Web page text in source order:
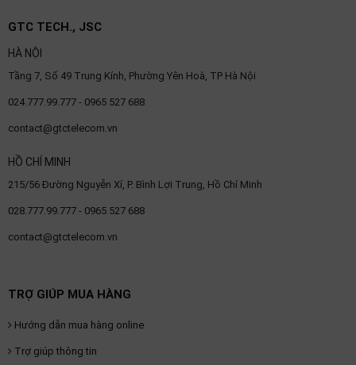
GTC TECH., JSC
HÀ NỘI
Tầng 7, Số 49 Trung Kính, Phường Yên Hoà, TP Hà Nội
024.777.99.777 - 0965 527 688
contact@gtctelecom.vn
HỒ CHÍ MINH
215/56 Đường Nguyễn Xí, P. Bình Lợi Trung, Hồ Chí Minh
028.777.99.777 - 0965 527 688
contact@gtctelecom.vn
TRỢ GIÚP MUA HÀNG
Hướng dẫn mua hàng online
Trợ giúp thông tin